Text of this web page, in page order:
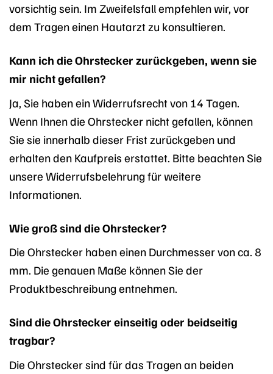
vorsichtig sein. Im Zweifelsfall empfehlen wir, vor
dem Tragen einen Hautarzt zu konsultieren.
Kann ich die Ohrstecker zurückgeben, wenn sie
mir nicht gefallen?
Ja, Sie haben ein Widerrufsrecht von 14 Tagen.
Wenn Ihnen die Ohrstecker nicht gefallen, können
Sie sie innerhalb dieser Frist zurückgeben und
erhalten den Kaufpreis erstattet. Bitte beachten Sie
unsere Widerrufsbelehrung für weitere
Informationen.
Wie groß sind die Ohrstecker?
Die Ohrstecker haben einen Durchmesser von ca. 8
mm. Die genauen Maße können Sie der
Produktbeschreibung entnehmen.
Sind die Ohrstecker einseitig oder beidseitig
tragbar?
Die Ohrstecker sind für das Tragen an beiden